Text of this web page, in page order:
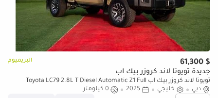
$ 61,300 البريميوم
جديدة تويوتا لاند كروزر بيك آب
تويوتا لاند كروزر بيك آب Toyota LC79 2.8L T Diesel Automatic Z1 Full
Option 2025 (للتصدير فقط)
دبي خليجي 2025
0 كيلومتر